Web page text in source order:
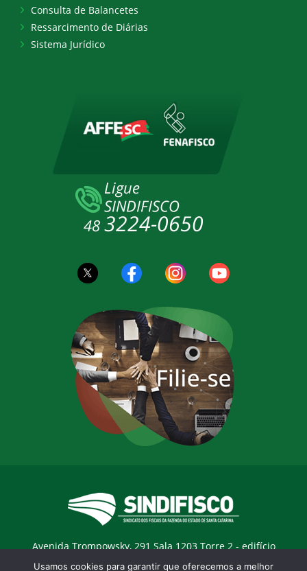
Consulta de Balancetes
Ressarcimento de Diárias
Sistema Jurídico
Avenida Trompowsky, 291 Sala 1203 Torre 2 - edifício
Usamos cookies para garantir que oferecemos a melhor